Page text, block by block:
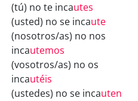
(tú) no te incautes
(usted) no se incaute
(nosotros/as) no nos
incautemos
(vosotros/as) no os
incautéis
(ustedes) no se incauten